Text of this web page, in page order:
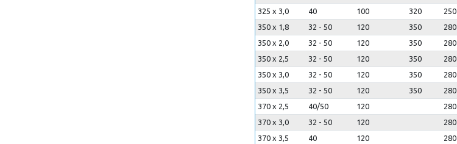
325 x 3,0
40 100 320 250
350 x 1,8
32 - 50 120 350 280
350 x 2,0
32 - 50 120 350 280
350 x 2,5
32 - 50 120 350 280
350 x 3,0
32 - 50 120 350 280
350 x 3,5
32 - 50 120 350 280
370 x 2,5
40/50 120 280
370 x 3,0
32 - 50 120 280
370 x 3,5
40 120 280